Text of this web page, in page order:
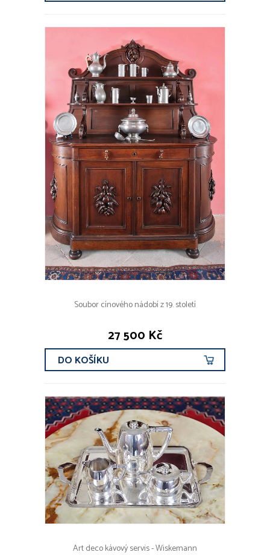
Soubor cínového nádobí z 19. století
27 500 Kč
DO KOŠÍKU
Art deco kávový servis - Wiskemann